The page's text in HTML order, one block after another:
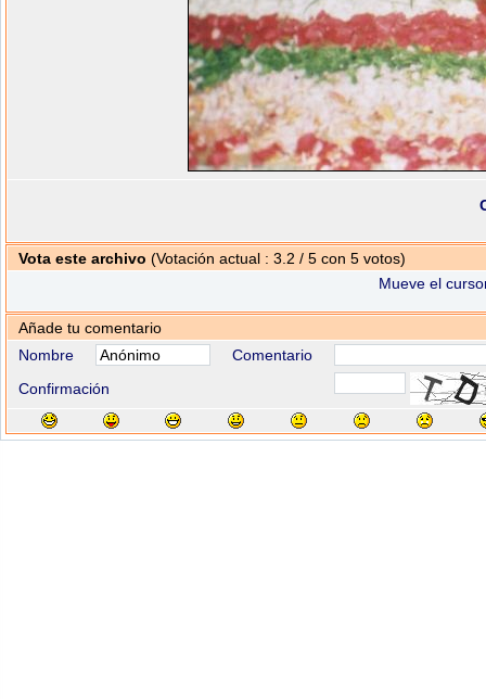
Vota este archivo (Votación actual : 3.2 / 5 con 5 votos)
Mueve el
Añade tu comentario
Nombre
Comentario
Confirmación